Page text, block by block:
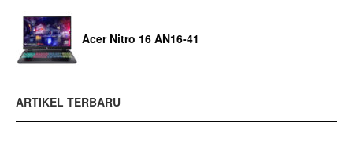
Acer Nitro 16 AN16-41
ARTIKEL TERBARU